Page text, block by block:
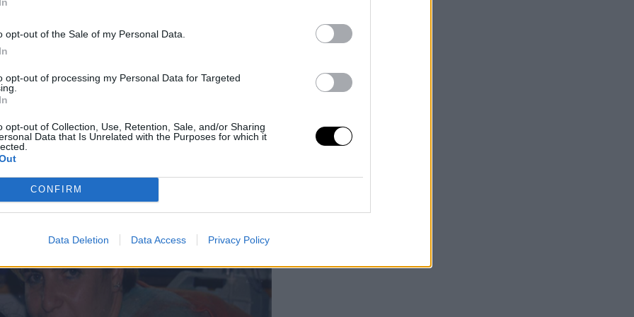
opt-out of the Sale of my Personal Data.
opt-out of processing my Personal Data for Targeted
opt-out of Collection, Use, Retention, Sale, and/or Sharing
Data that Is Unrelated with the Purposes for which it
CONFIRM
Data Deletion Data Access Privacy Policy
το Χαμόγελο του Παιδιού σε όλους του
συμβουλευτικά και νοσηλευτικά.
σε κάθε έναν που το έχει ανάγκη
βιώνει κάποιο πρόβλημα αλλά και
βιώνει παράπλευρες απώλειες.